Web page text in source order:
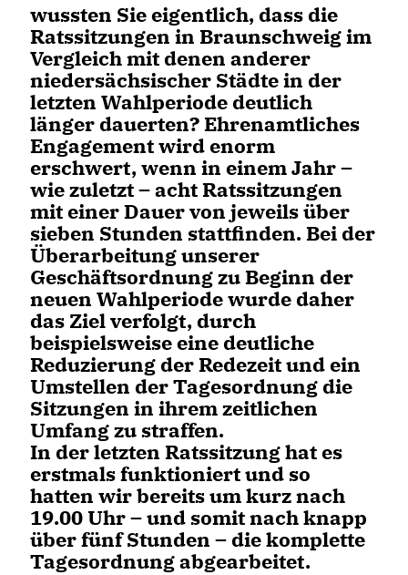
wussten Sie eigentlich, dass die
Ratssitzungen in Braunschweig im
Vergleich mit denen anderer
niedersächsischer Städte in der
letzten Wahlperiode deutlich
länger dauerten? Ehrenamtliches
Engagement wird enorm
erschwert, wenn in einem Jahr –
wie zuletzt – acht Ratssitzungen
mit einer Dauer von jeweils über
sieben Stunden stattfinden. Bei der
Überarbeitung unserer
Geschäftsordnung zu Beginn der
neuen Wahlperiode wurde daher
das Ziel verfolgt, durch
beispielsweise eine deutliche
Reduzierung der Redezeit und ein
Umstellen der Tagesordnung die
Sitzungen in ihrem zeitlichen
Umfang zu straffen.
In der letzten Ratssitzung hat es
erstmals funktioniert und so
hatten wir bereits um kurz nach
19.00 Uhr – und somit nach knapp
über fünf Stunden – die komplette
Tagesordnung abgearbeitet.